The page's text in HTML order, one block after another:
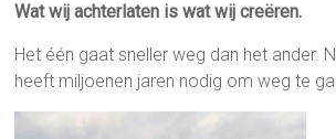
Wat wij achterlaten is wat wij creëren.
Het één gaat sneller weg dan het ander.
heeft miljoenen jaren nodig om weg te